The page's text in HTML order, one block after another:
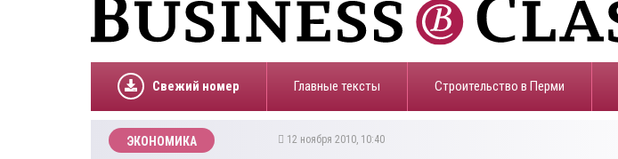
Свежий номер Главные тексты Строительство в Перми
ЭКОНОМИКА 12 ноября 2010, 10:40